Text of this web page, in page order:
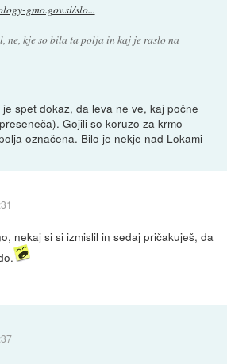
gmo.gov.si/slo...
ne, kje so bila ta polja in kaj je raslo na
spet dokaz, da leva ne ve, kaj počne
Gojili so koruzo za krmo
označena. Bilo je nekje nad Lokami
nekaj si si izmislil in sedaj pričakuješ, da